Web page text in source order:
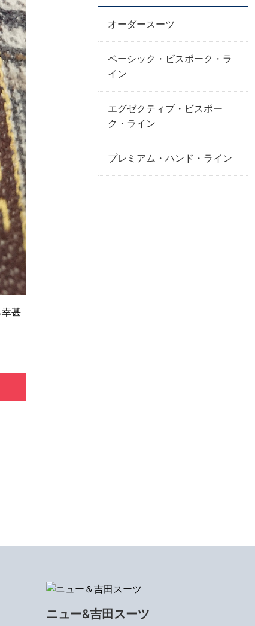
甚
オーダースーツ
ベーシック・ビスポーク・ラ
イン
エグゼクティブ・ビスポー
ク・ライン
プレミアム・ハンド・ライン
ニュー&吉田スーツ